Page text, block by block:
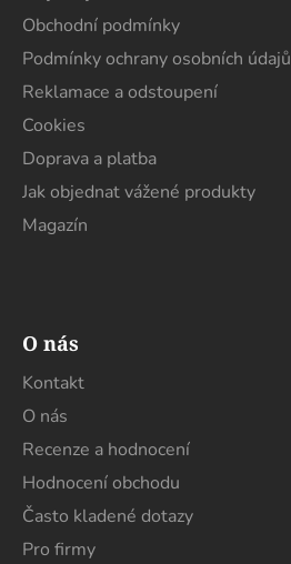
Obchodní podmínky
Podmínky ochrany osobních údajů
Reklamace a odstoupení
Cookies
Doprava a platba
Jak objednat vážené produkty
Magazín
O nás
Kontakt
O nás
Recenze a hodnocení
Hodnocení obchodu
Často kladené dotazy
Pro firmy